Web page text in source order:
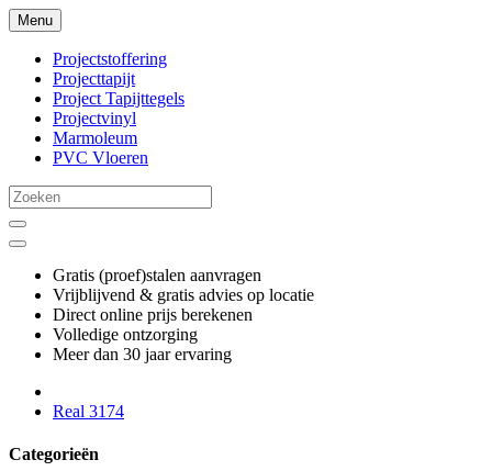
Menu
Projectstoffering
Projecttapijt
Project Tapijttegels
Projectvinyl
Marmoleum
PVC Vloeren
Gratis (proef)stalen aanvragen
Vrijblijvend & gratis advies op locatie
Direct online prijs berekenen
Volledige ontzorging
Meer dan 30 jaar ervaring
Real 3174
Categorieën